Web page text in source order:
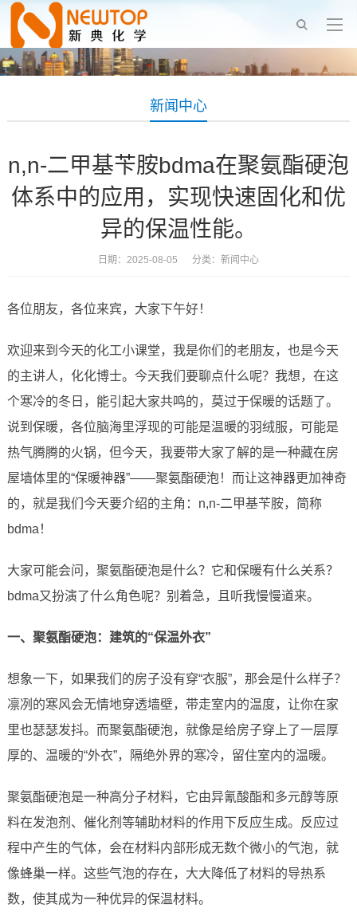
新闻中心
n,n-二甲基苄胺bdma在聚氨酯硬泡
体系中的应用，实现快速固化和优
异的保温性能。
日期：2025-08-05 分类： 新闻中心
各位朋友，各位来宾，大家下午好！
欢迎来到今天的化工小课堂，我是你们的老朋友，也是今天
的主讲人，化化博士。今天我们要聊点什么呢？我想，在这
个寒冷的冬日，能引起大家共鸣的，莫过于保暖的话题了。
说到保暖，各位脑海里浮现的可能是温暖的羽绒服，可能是
热气腾腾的火锅，但今天，我要带大家了解的是一种藏在房
屋墙体里的“保暖神器”——聚氨酯硬泡！而让这神器更加神奇
的，就是我们今天要介绍的主角：n,n-二甲基苄胺，简称
bdma！
大家可能会问，聚氨酯硬泡是什么？它和保暖有什么关系？
bdma又扮演了什么角色呢？别着急，且听我慢慢道来。
一、聚氨酯硬泡：建筑的“保温外衣”
想象一下，如果我们的房子没有穿“衣服”，那会是什么样子？
凛冽的寒风会无情地穿透墙壁，带走室内的温度，让你在家
里也瑟瑟发抖。而聚氨酯硬泡，就像是给房子穿上了一层厚
厚的、温暖的“外衣”，隔绝外界的寒冷，留住室内的温暖。
聚氨酯硬泡是一种高分子材料，它由异氰酸酯和多元醇等原
料在发泡剂、催化剂等辅助材料的作用下反应生成。反应过
程中产生的气体，会在材料内部形成无数个微小的气泡，就
像蜂巢一样。这些气泡的存在，大大降低了材料的导热系
数，使其成为一种优异的保温材料。